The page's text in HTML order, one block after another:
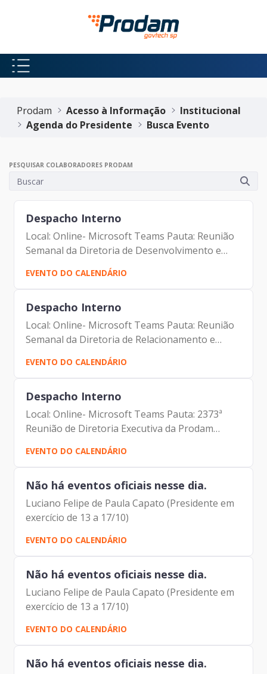
Pular para o Conteúdo principal
Prodam
Acesso à Informação
Institucional
Agenda do Presidente
Busca Evento
PESQUISAR COLABORADORES PRODAM
Despacho Interno
Local: Online- Microsoft Teams Pauta: Reunião
Semanal da Diretoria de Desenvolvimento e
Sustentação de Sistemas Participantes: -
Francisco Forbes – Presidente | Prodam-SP -
André Tomiatto de...
EVENTO DO CALENDÁRIO
Despacho Interno
Local: Online- Microsoft Teams Pauta: Reunião
Semanal da Diretoria de Relacionamento e
Inteligência de Mercado Participantes: -
Francisco Forbes – Presidente | Prodam-SP -
André Tomiatto de...
EVENTO DO CALENDÁRIO
Despacho Interno
Local: Online- Microsoft Teams Pauta: 2373ª
Reunião de Diretoria Executiva da Prodam
Participantes: - Luciano Felipe de Paula Capato
– Presidente em exercício | Prodam-SP - André
Tomiatto -...
EVENTO DO CALENDÁRIO
Não há eventos oficiais nesse dia.
Luciano Felipe de Paula Capato (Presidente em
exercício de 13 a 17/10)
EVENTO DO CALENDÁRIO
Não há eventos oficiais nesse dia.
Luciano Felipe de Paula Capato (Presidente em
exercício de 13 a 17/10)
EVENTO DO CALENDÁRIO
Não há eventos oficiais nesse dia.